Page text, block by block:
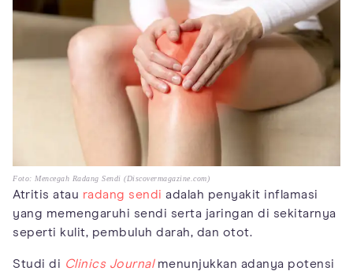
Foto: Mencegah Radang Sendi (Discovermagazine.com)
Atritis atau radang sendi adalah penyakit inflamasi
yang memengaruhi sendi serta jaringan di sekitarnya
seperti kulit, pembuluh darah, dan otot.
Studi di Clinics Journalmenunjukkan adanya potensi